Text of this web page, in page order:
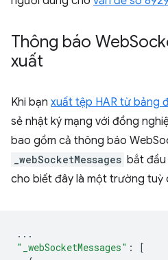
Thông báo Web
xuất
Khi bạn xuất tệp HAR từ bảng
sẻ nhật ký mạng với đồng
bao gồm cả thông báo
_webSocketMessages bắt
cho biết đây là một trường tuỳ
...
"_webSocketMessages" :
[